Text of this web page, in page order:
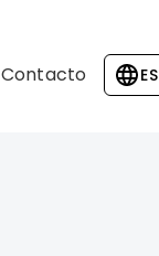
Contacto ES